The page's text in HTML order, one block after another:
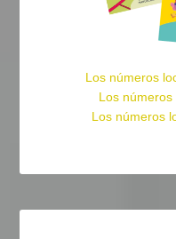
Los números
Los
Los números